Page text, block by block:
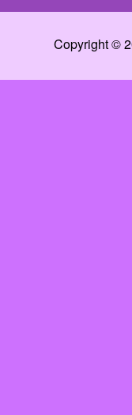
Copyright ©